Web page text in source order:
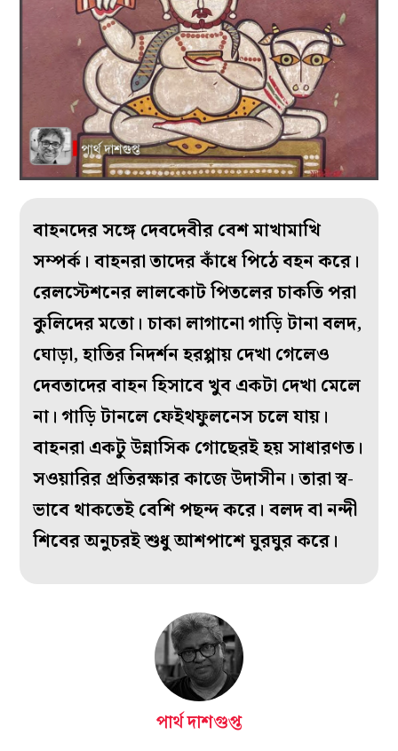
বাহনদের সঙ্গে দেবদেবীর বেশ মাখামাখি
সম্পর্ক। বাহনরা তাদের কাঁধে পিঠে বহন করে।
রেলস্টেশনের লালকোট পিতলের চাকতি পরা
কুলিদের মতো। চাকা লাগানো গাড়ি টানা বলদ,
ঘোড়া, হাতির নিদর্শন হরপ্পায় দেখা গেলেও
দেবতাদের বাহন হিসাবে খুব একটা দেখা মেলে
না। গাড়ি টানলে ফেইথফুলনেস চলে যায়।
বাহনরা একটু উন্নাসিক গোছেরই হয় সাধারণত।
সওয়ারির প্রতিরক্ষার কাজে উদাসীন। তারা স্ব-
ভাবে থাকতেই বেশি পছন্দ করে। বলদ বা নন্দী
শিবের অনুচরই শুধু আশপাশে ঘুরঘুর করে।
পার্থ দাশগুপ্ত